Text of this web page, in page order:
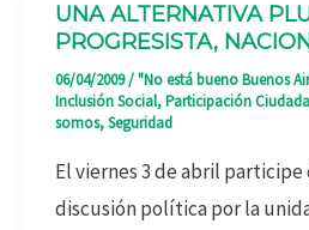
UNA ALTERNATIVA
PROGRESISTA,
06/04/2009/"No está bueno Buenos
Inclusión Social,Participación
somos,Seguridad
El viernes 3 de abril
discusión política por la